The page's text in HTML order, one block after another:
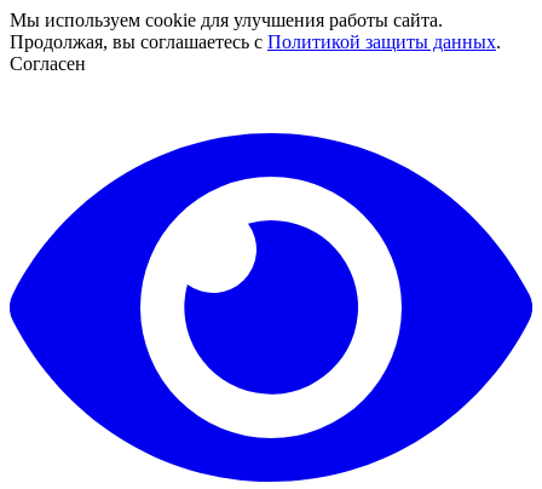
Мы используем cookie для улучшения работы сайта.
Продолжая, вы соглашаетесь с Политикой защиты данных.
Согласен